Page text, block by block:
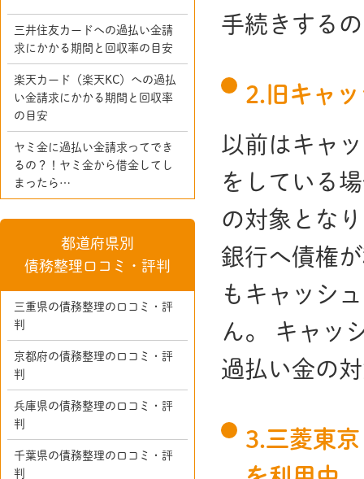
手続きする
2.旧キャ
以前はキャ
をしている
の対象とな
銀行へ債権
もキャッシ
ん。 キャッ
過払い金の
3.三菱東
三井住友カードへの過払い金請
求にかかる期間と回収率の目安
楽天カード（楽天KC）への過払
い金請求にかかる期間と回収率
の目安
ヤミ金に過払い金請求ってでき
るの？！ヤミ金から借金してし
まったら…
都道府県別
債務整理口コミ・評判
三重県の債務整理の口コミ・評
判
京都府の債務整理の口コミ・評
判
兵庫県の債務整理の口コミ・評
判
千葉県の債務整理の口コミ・評
判